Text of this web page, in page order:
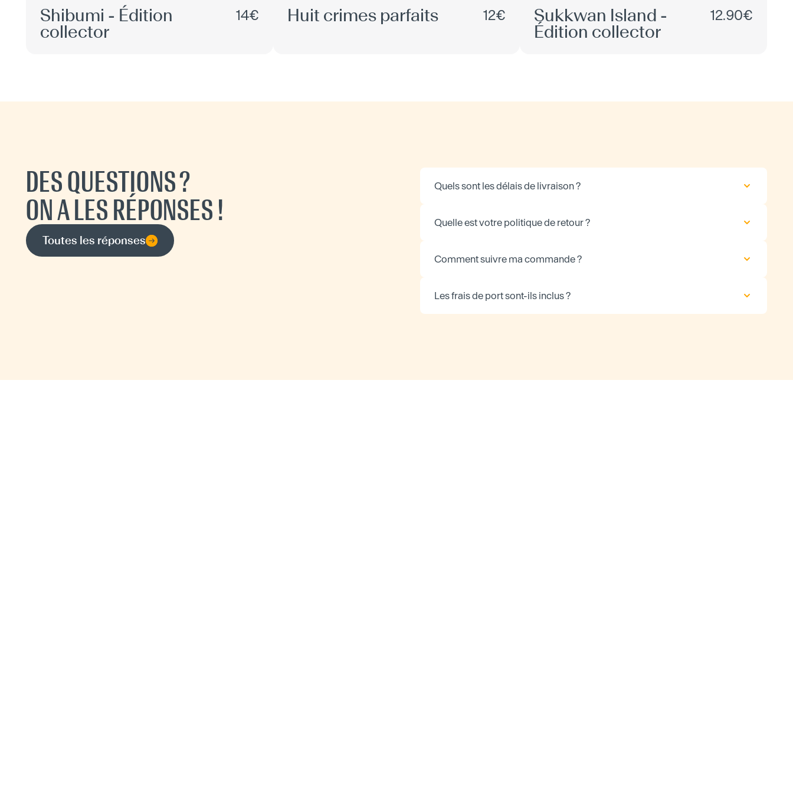
Shibumi - Édition
collector
14€ Huit crimes parfaits 12€ Sukkwan Island -
Édition collector
12.90€
DES QUESTIONS ?
ON A LES RÉPONSES !
Toutes les réponses
Quels sont les délais de livraison ?
Quelle est votre politique de retour ?
Comment suivre ma commande ?
Les frais de port sont-ils inclus ?